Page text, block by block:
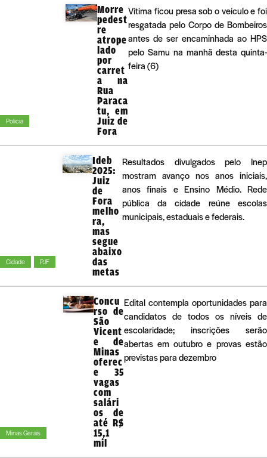
Polícia
Morre
pedest
re
atrope
lado
por
carret
a na
Rua
Paraca
tu, em
Juiz de
Fora
Vítima ficou presa sob o veículo e foi
resgatada pelo Corpo de Bombeiros
antes de ser encaminhada ao HPS
pelo Samu na manhã desta quinta-
feira (6)
Cidade PJF
Ideb
2025:
Juiz
de
Fora
melho
ra,
mas
segue
abaixo
das
metas
Resultados divulgados pelo Inep
mostram avanço nos anos iniciais,
anos finais e Ensino Médio. Rede
pública da cidade reúne escolas
municipais, estaduais e federais.
Minas Gerais
Concu
rso de
São
Vicent
e de
Minas
oferec
e 35
vagas
com
salári
os de
até R$
15,1
mil
Edital contempla oportunidades para
candidatos de todos os níveis de
escolaridade; inscrições serão
abertas em outubro e provas estão
previstas para dezembro